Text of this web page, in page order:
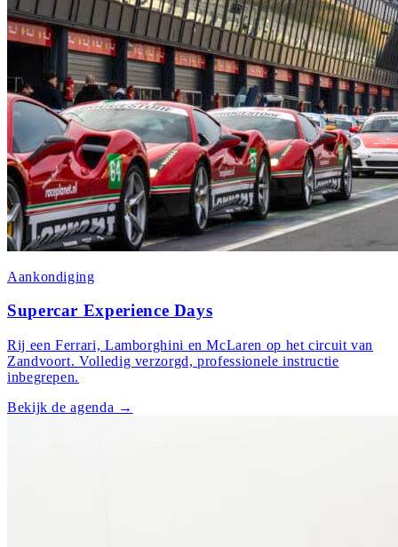
Aankondiging
Supercar Experience Days
Rij een Ferrari, Lamborghini en McLaren op het circuit van
Zandvoort. Volledig verzorgd, professionele instructie
inbegrepen.
Bekijk de agenda →